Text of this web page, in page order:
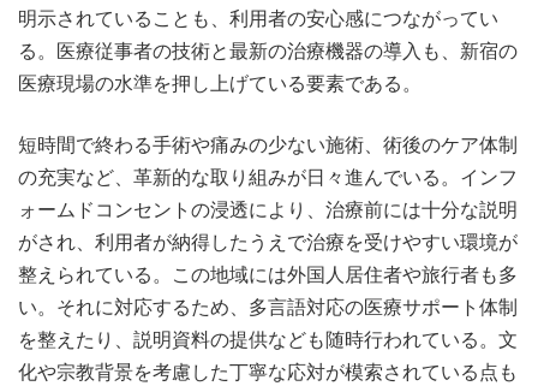
明示されていることも、利用者の安心感につながってい
る。医療従事者の技術と最新の治療機器の導入も、新宿の
医療現場の水準を押し上げている要素である。
短時間で終わる手術や痛みの少ない施術、術後のケア体制
の充実など、革新的な取り組みが日々進んでいる。インフ
ォームドコンセントの浸透により、治療前には十分な説明
がされ、利用者が納得したうえで治療を受けやすい環境が
整えられている。この地域には外国人居住者や旅行者も多
い。それに対応するため、多言語対応の医療サポート体制
を整えたり、説明資料の提供なども随時行われている。文
化や宗教背景を考慮した丁寧な応対が模索されている点も